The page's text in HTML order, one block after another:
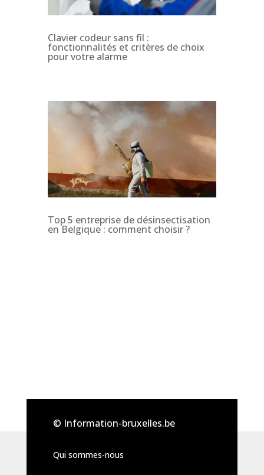
Clavier codeur sans fil :
fonctionnalités et critères de choix
pour votre alarme
Top 5 entreprise de désinsectisation
en Belgique : comment choisir ?
© Information-bruxelles.be
Qui sommes-nous